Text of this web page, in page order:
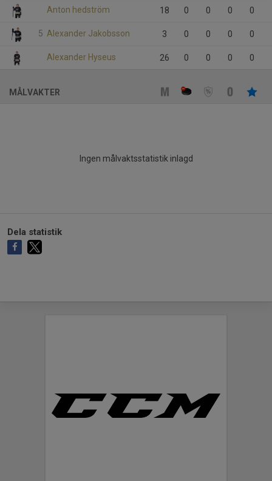
Anton hedström 18 0 0 0 0
5 Alexander Jakobsson 3 0 0 0 0
Alexander Hyseus 26 0 0 0 0
MÅLVAKTER
Ingen målvaktsstatistik inlagd
Dela statistik